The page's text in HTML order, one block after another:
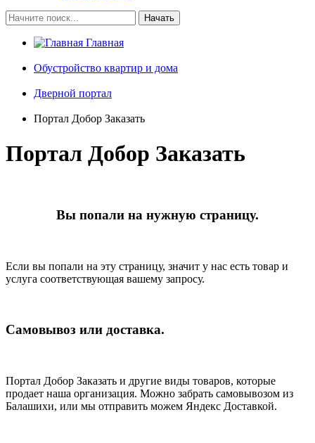
Начать
Главная
Обустройство квартир и дома
Дверной портал
Портал Добор Заказать
Портал Добор Заказать
Вы попали на нужную страницу.
Если вы попали на эту страницу, значит у нас есть товар и
услуга соответствующая вашему запросу.
Самовывоз или доставка.
Портал Добор Заказать и другие виды товаров, которые
продает наша организация. Можно забрать самовывозом из
Балашихи, или мы отправить можем Яндекс Доставкой.